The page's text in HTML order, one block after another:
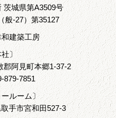
茨城県第A3509号
般-27）第35127
建築工房
〕
郡阿見町本郷1-37-2
879-7851
ルーム〕
取手市宮和田527-3